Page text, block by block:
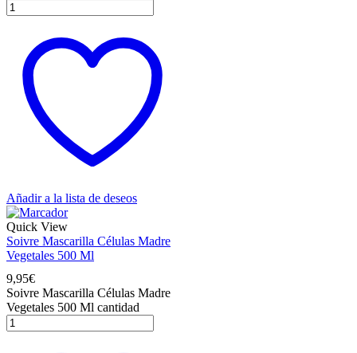
Añadir a la lista de deseos
Quick View
Soivre Mascarilla Células Madre
Vegetales 500 Ml
9,95€
Soivre Mascarilla Células Madre
Vegetales 500 Ml cantidad